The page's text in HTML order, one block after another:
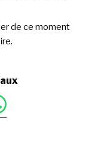
de ce moment